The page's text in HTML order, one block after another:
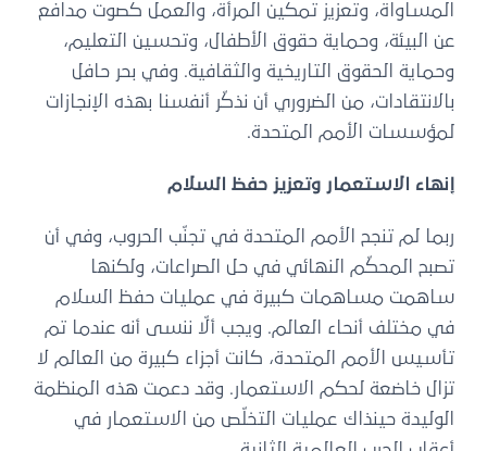
المساواة، وتعزيز تمكين المرأة، والعمل كصوت مدافع
عن البيئة، وحماية حقوق الأطفال، وتحسين التعليم،
وحماية الحقوق التاريخية والثقافية. وفي بحر حافل
بالانتقادات، من الضروري أن نذكّر أنفسنا بهذه الإنجازات
لمؤسسات الأمم المتحدة.
إنهاء الاستعمار وتعزيز حفظ السلام
ربما لم تنجح الأمم المتحدة في تجنّب الحروب، وفي أن
تصبح المحكّم النهائي في حل الصراعات، ولكنها
ساهمت مساهمات كبيرة في عمليات حفظ السلام
في مختلف أنحاء العالم. ويجب ألّا ننسى أنه عندما تم
تأسيس الأمم المتحدة، كانت أجزاء كبيرة من العالم لا
تزال خاضعة لحكم الاستعمار. وقد دعمت هذه المنظمة
الوليدة حينذاك عمليات التخلّص من الاستعمار في